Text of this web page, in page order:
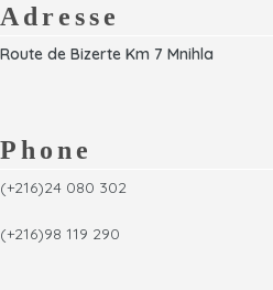
Adresse
Route de Bizerte Km 7 Mnihla
Phone
(+216)24 080 302
(+216)98 119 290